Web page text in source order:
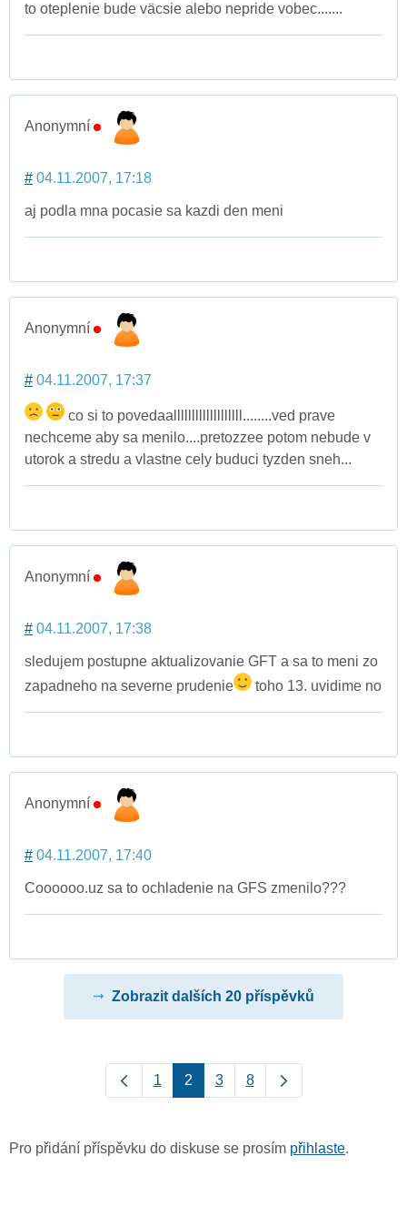
to oteplenie bude väcsie alebo nepride vobec.......
Anonymní
# 04.11.2007, 17:18
aj podla mna pocasie sa kazdi den meni
Anonymní
# 04.11.2007, 17:37
co si to povedaalllllllllllllllllll........ved prave
nechceme aby sa menilo....pretozzee potom nebude v
utorok a stredu a vlastne cely buduci tyzden sneh...
Anonymní
# 04.11.2007, 17:38
sledujem postupne aktualizovanie GFT a sa to meni zo
zapadneho na severne prudenie
toho 13. uvidime no
Anonymní
# 04.11.2007, 17:40
Coooooo.uz sa to ochladenie na GFS zmenilo???
Zobrazit dalších 20 příspěvků
1 2 3 8
Pro přidání příspěvku do diskuse se prosím přihlaste.